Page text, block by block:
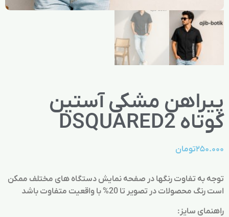
پیراهن مشکی آستین
کوتاه DSQUARED2
۲۵۰.۰۰۰تومان
توجه به تفاوت رنگها در صفحه نمایش دستگاه های مختلف ممکن
است رنگ محصولات در تصویر تا 20% با واقعیت متفاوت باشد
راهنمای سایز: